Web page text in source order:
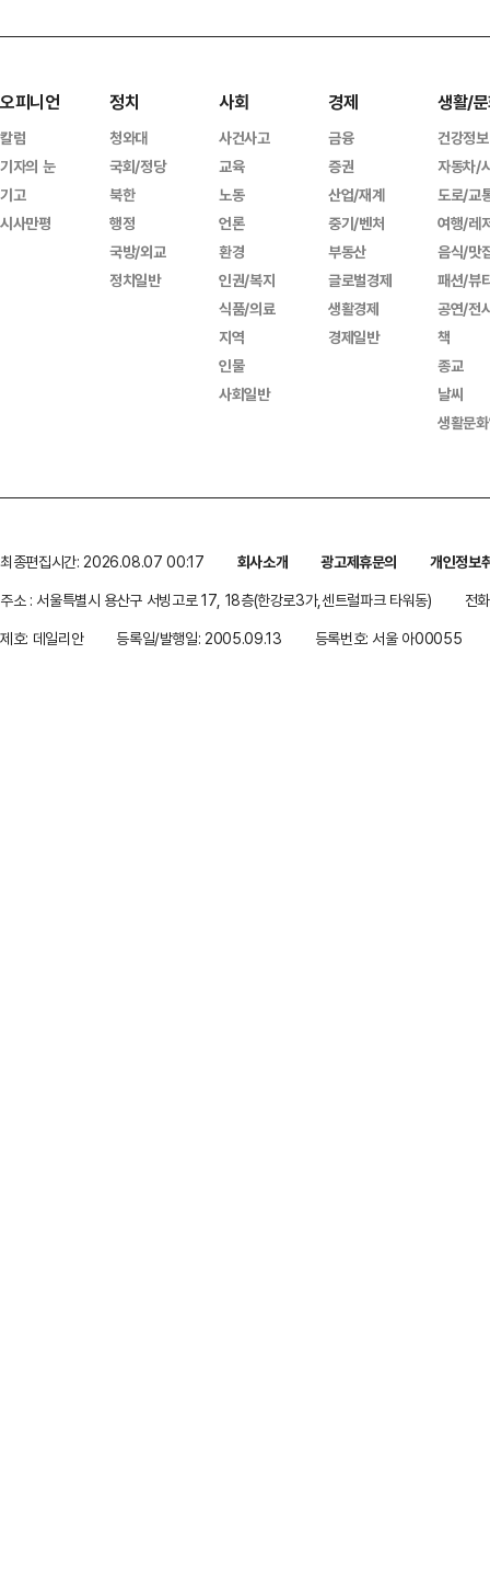
오피니언
칼럼
기자의 눈
기고
시사만평
정치
청와대
국회/정당
북한
행정
국방/외교
정치일반
사회
사건사고
교육
노동
언론
환경
인권/복지
식품/의료
지역
인물
사회일반
경제
금융
증권
산업/재계
중기/벤처
부동산
글로벌경제
생활경제
경제일반
생활/
건강정보
자동차/
도로/교
여행/레
음식/맛
패션/뷰
공연/전
책
종교
날씨
생활문
최종편집시간: 2026.08.07 00:17 회사소개 광고제휴문의
개인정보
주소 : 서울특별시 용산구 서빙고로 17, 18층(한강로3가,센트럴파크 타워동)
전
제호: 데일리안
등록일/발행일: 2005.09.13 등록번호: 서울 아00055